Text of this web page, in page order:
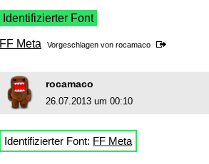
Identifizierter Font
FF Meta Vorgeschlagen von rocamaco
rocamaco
26.07.2013 um 00:10
Identifizierter Font: FF Meta